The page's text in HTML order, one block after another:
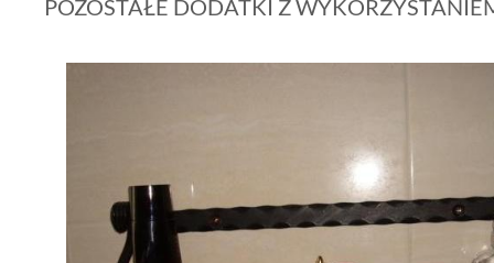
POZOSTAŁE DODATKI Z